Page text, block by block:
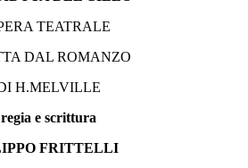
TEATRALE
DAL ROMANZO
H.MELVILLE
regia e scrittura
FRITTELLI